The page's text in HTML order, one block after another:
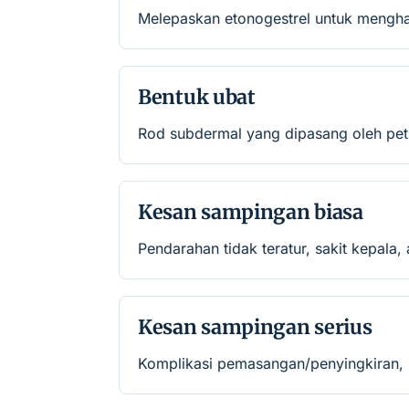
Melepaskan etonogestrel untuk
Bentuk ubat
Rod subdermal yang dipasang oleh
Kesan sampingan biasa
Pendarahan tidak teratur, sakit
Kesan sampingan serius
Komplikasi pemasangan/